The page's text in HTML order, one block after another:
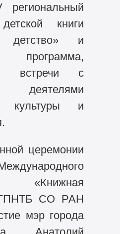
региональный
книги
детство» и
программа,
встречи с
деятелями
культуры и
церемонии
«Книжная
СО РАН
мэр города